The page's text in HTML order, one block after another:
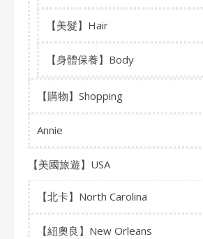
【美髮】Hair
【身體保養】Body
【購物】Shopping
Annie
【美國旅遊】USA
【北卡】North Carolina
【紐奧良】New Orleans